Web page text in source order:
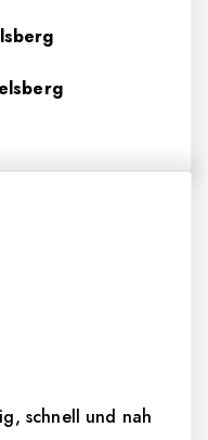
schnell und nah